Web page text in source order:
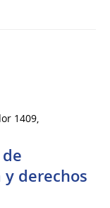
1409,
derechos